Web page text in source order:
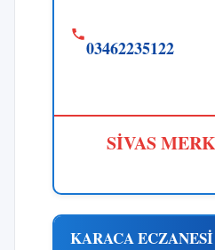
03462235122
SİVAS
KARACA ECZANESİ